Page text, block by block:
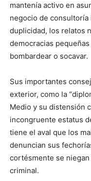
mantenía activo en
negocio de consultoría
duplicidad, los relatos
democracias
bombardear o socavar.
Sus importantes
exterior, como la
Medio y su distensión
incongruente estatus
tiene el aval que los
denuncian sus
cortésmente se
criminal.